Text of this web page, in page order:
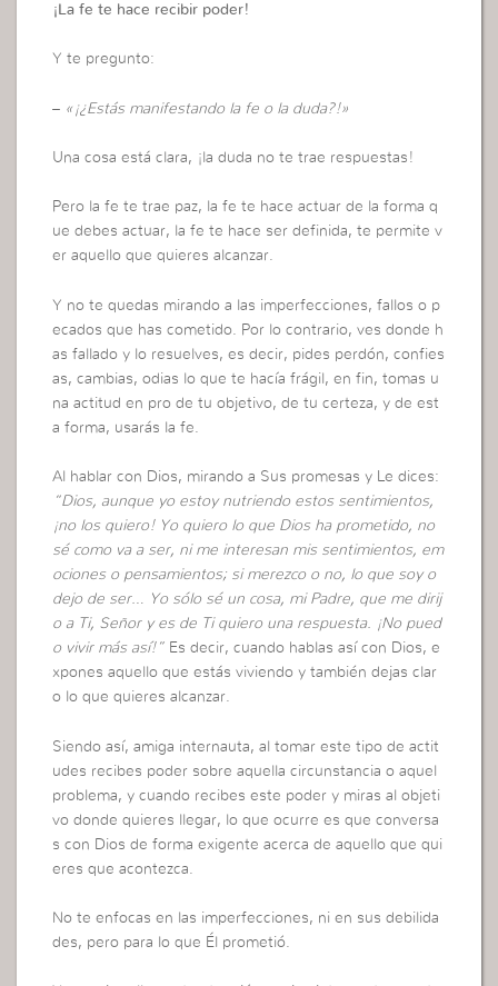
¡La fe te hace recibir poder!
Y te pregunto:
– «¡¿Estás manifestando la fe o la duda?!»
Una cosa está clara, ¡la duda no te trae respuestas!
Pero la fe te trae paz, la fe te hace actuar de la forma q
ue debes actuar, la fe te hace ser definida, te permite v
er aquello que quieres alcanzar.
Y no te quedas mirando a las imperfecciones, fallos o p
ecados que has cometido. Por lo contrario, ves donde h
as fallado y lo resuelves, es decir, pides perdón, confies
as, cambias, odias lo que te hacía frágil, en fin, tomas u
na actitud en pro de tu objetivo, de tu certeza, y de est
a forma, usarás la fe.
Al hablar con Dios, mirando a Sus promesas y Le dices:
“Dios, aunque yo estoy nutriendo estos sentimientos,
¡no los quiero! Yo quiero lo que Dios ha prometido, no
sé como va a ser, ni me interesan mis sentimientos, em
ociones o pensamientos; si merezco o no, lo que soy o
dejo de ser… Yo sólo sé un cosa, mi Padre, que me dirij
o a Ti, Señor y es de Ti quiero una respuesta. ¡No pued
o vivir más así!” Es decir, cuando hablas así con Dios, e
xpones aquello que estás viviendo y también dejas clar
o lo que quieres alcanzar.
Siendo así, amiga internauta, al tomar este tipo de actit
udes recibes poder sobre aquella circunstancia o aquel
problema, y cuando recibes este poder y miras al objeti
vo donde quieres llegar, lo que ocurre es que conversa
s con Dios de forma exigente acerca de aquello que qui
eres que acontezca.
No te enfocas en las imperfecciones, ni en sus debilida
des, pero para lo que Él prometió.